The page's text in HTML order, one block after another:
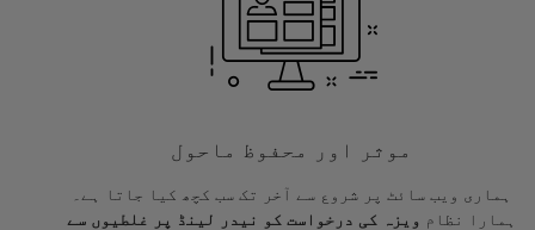
موثر اور محفوظ ماحول
ہماری ویب سائٹ پر شروع سے آخر تک سب کچھ کیا جاتا ہے۔
ہمارا نظام ویزہ کی درخواست کو نیدر لینڈ پر غلطیوں سے